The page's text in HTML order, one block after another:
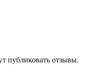
публиковать отзывы.